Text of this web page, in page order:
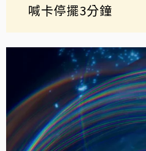
喊卡停擺3分鐘